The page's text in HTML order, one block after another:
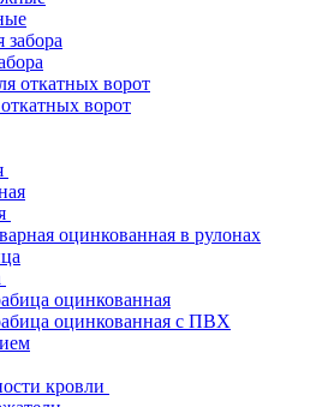
ворот
оцинкованная в рулонах
оцинкованная
оцинкованная с ПВХ
кровли